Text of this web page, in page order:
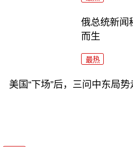
俄总统新闻
而生
最热
美国“下场”后，三问中东局势